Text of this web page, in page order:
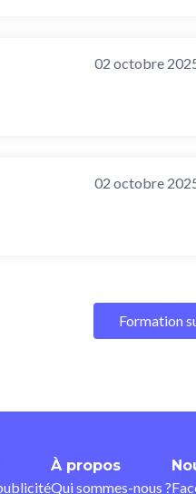
02 octobre
02 octobre
Formation
À propos
Qui sommes-nous ?